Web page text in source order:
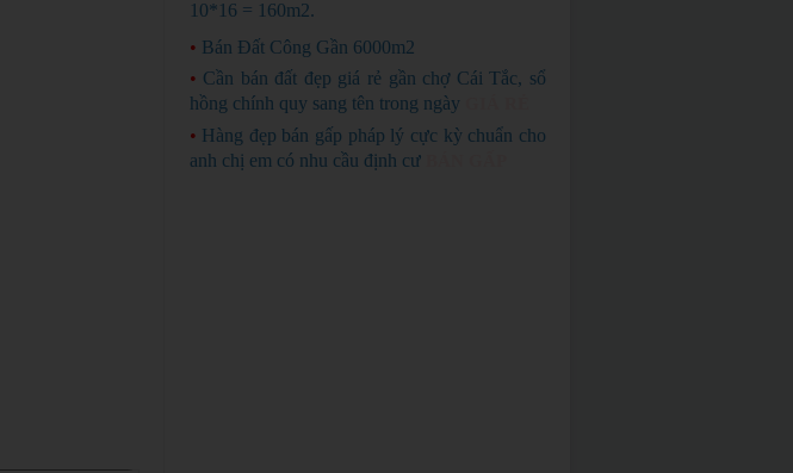
10*16 = 160m2.
• Bán Đất Công Gần 6000m2
• Cần bán đất đẹp giá rẻ gần chợ Cái Tắc, sổ
hồng chính quy sang tên trong ngày
• Hàng đẹp bán gấp pháp lý cực kỳ chuẩn cho
anh chị em có nhu cầu định cư